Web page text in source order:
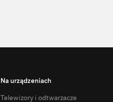
Na urządzeniach
Telewizory i odtwarzacze